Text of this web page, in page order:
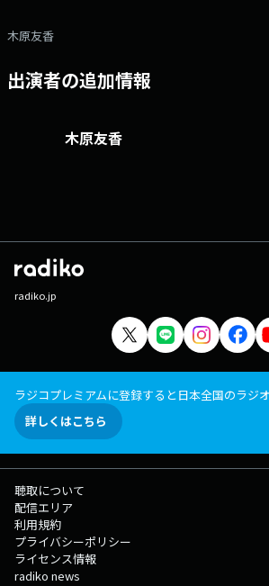
木原友香
出演者の追加情報
木原友香
radiko.jp
ラジコプレミアムに登録すると日本全国のラジ
詳しくはこちら
聴取について
配信エリア
利用規約
プライバシーポリシー
ライセンス情報
radiko news